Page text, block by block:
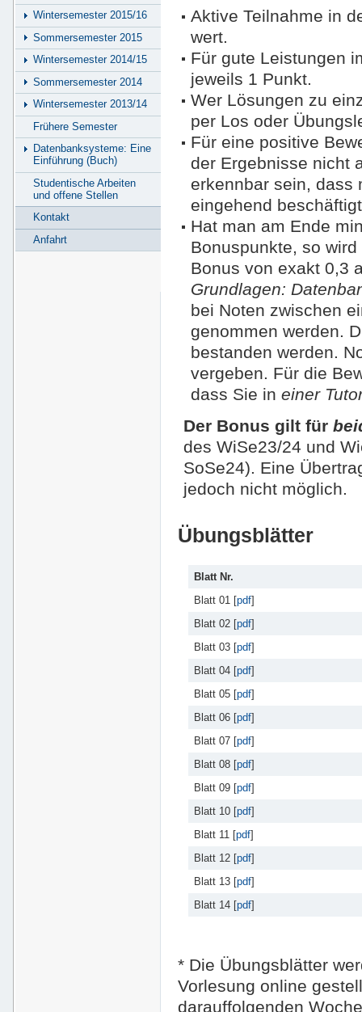
Aktive Teilnahme in
wert.
Für gute Leistungen
jeweils 1 Punkt.
Wer Lösungen zu
per Los oder
Für eine positive
der Ergebnisse nicht
erkennbar sein, dass
eingehend
Hat man am Ende
Bonuspunkte, so
Bonus von exakt 0,3
Grundlagen:
bei Noten zwischen
genommen werden.
bestanden werden.
vergeben. Für die
dass Sie ineiner
Der Bonus gilt für
des WiSe23/24 und
SoSe24). Eine
jedoch nicht möglich.
Übungsblätter
Blatt Nr.
Blatt 01 [pdf]
Blatt 02 [pdf]
Blatt 03 [pdf]
Blatt 04 [pdf]
Blatt 05 [pdf]
Blatt 06 [pdf]
Blatt 07 [pdf]
Blatt 08 [pdf]
Blatt 09 [pdf]
Blatt 10 [pdf]
Blatt 11 [pdf]
Blatt 12 [pdf]
Blatt 13 [pdf]
Blatt 14 [pdf]
* Die Übungsblätter
Vorlesung online
darauffolgenden
Wintersemester 2015/16
Sommersemester 2015
Wintersemester 2014/15
Sommersemester 2014
Wintersemester 2013/14
Frühere Semester
Datenbanksysteme: Eine
Einführung (Buch)
Studentische Arbeiten
und offene Stellen
Kontakt
Anfahrt